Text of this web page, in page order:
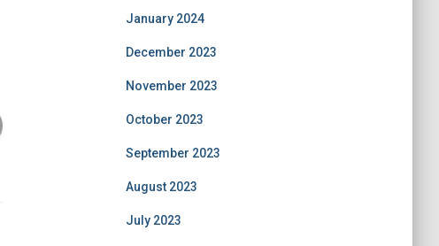
January 2024
December 2023
November 2023
October 2023
September 2023
August 2023
July 2023